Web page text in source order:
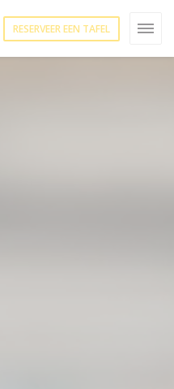
RESERVEER EEN TAFEL